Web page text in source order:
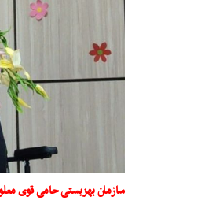
سازمان بهزیستی حامی قوی